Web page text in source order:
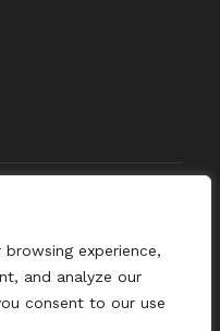
experience,
and analyze our
consent to our use